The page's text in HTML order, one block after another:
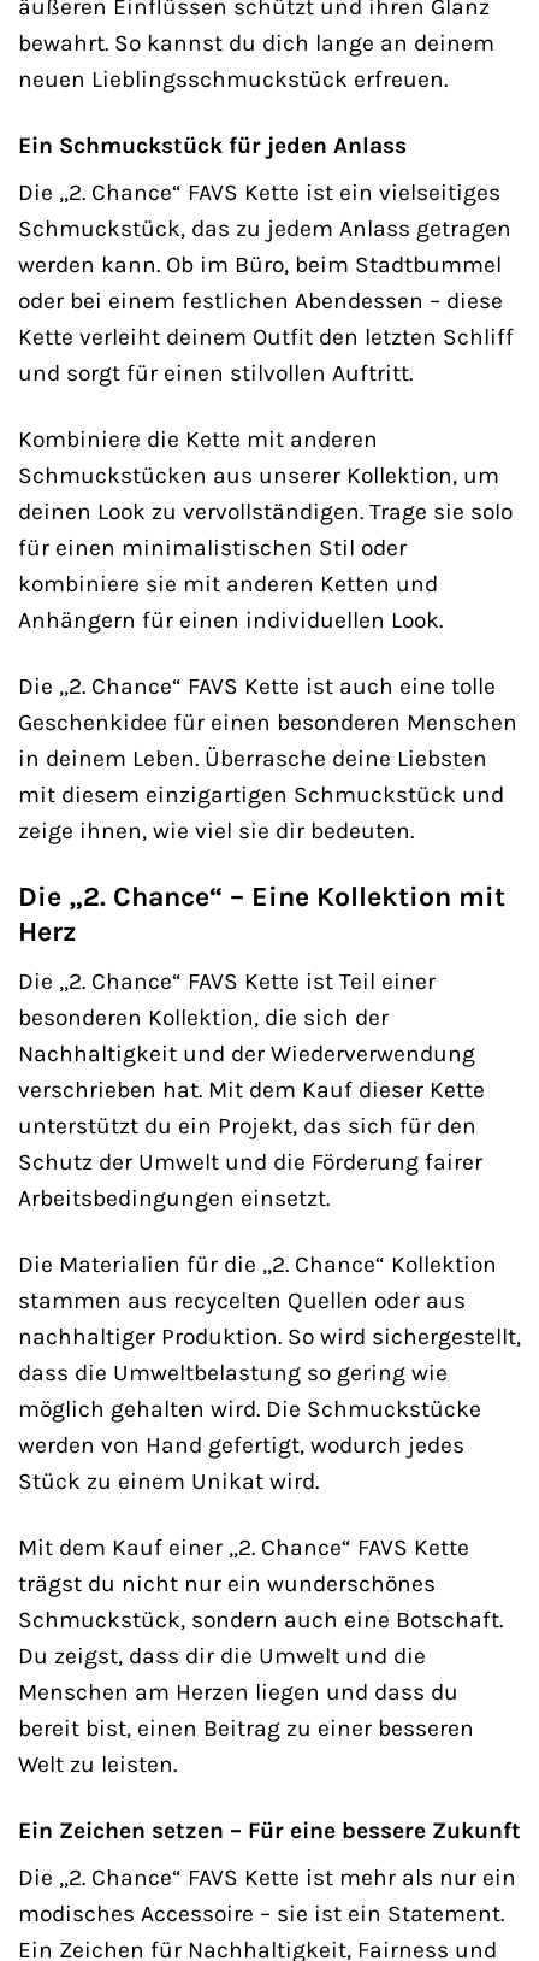
äußeren Einflüssen schützt und ihren Glanz
bewahrt. So kannst du dich lange an deinem
neuen Lieblingsschmuckstück erfreuen.
Ein Schmuckstück für jeden Anlass
Die „2. Chance“ FAVS Kette ist ein vielseitiges
Schmuckstück, das zu jedem Anlass getragen
werden kann. Ob im Büro, beim Stadtbummel
oder bei einem festlichen Abendessen – diese
Kette verleiht deinem Outfit den letzten Schliff
und sorgt für einen stilvollen Auftritt.
Kombiniere die Kette mit anderen
Schmuckstücken aus unserer Kollektion, um
deinen Look zu vervollständigen. Trage sie solo
für einen minimalistischen Stil oder
kombiniere sie mit anderen Ketten und
Anhängern für einen individuellen Look.
Die „2. Chance“ FAVS Kette ist auch eine tolle
Geschenkidee für einen besonderen Menschen
in deinem Leben. Überrasche deine Liebsten
mit diesem einzigartigen Schmuckstück und
zeige ihnen, wie viel sie dir bedeuten.
Die „2. Chance“ – Eine Kollektion mit
Herz
Die „2. Chance“ FAVS Kette ist Teil einer
besonderen Kollektion, die sich der
Nachhaltigkeit und der Wiederverwendung
verschrieben hat. Mit dem Kauf dieser Kette
unterstützt du ein Projekt, das sich für den
Schutz der Umwelt und die Förderung fairer
Arbeitsbedingungen einsetzt.
Die Materialien für die „2. Chance“ Kollektion
stammen aus recycelten Quellen oder aus
nachhaltiger Produktion. So wird sichergestellt,
dass die Umweltbelastung so gering wie
möglich gehalten wird. Die Schmuckstücke
werden von Hand gefertigt, wodurch jedes
Stück zu einem Unikat wird.
Mit dem Kauf einer „2. Chance“ FAVS Kette
trägst du nicht nur ein wunderschönes
Schmuckstück, sondern auch eine Botschaft.
Du zeigst, dass dir die Umwelt und die
Menschen am Herzen liegen und dass du
bereit bist, einen Beitrag zu einer besseren
Welt zu leisten.
Ein Zeichen setzen – Für eine bessere Zukunft
Die „2. Chance“ FAVS Kette ist mehr als nur ein
modisches Accessoire – sie ist ein Statement.
Ein Zeichen für Nachhaltigkeit, Fairness und